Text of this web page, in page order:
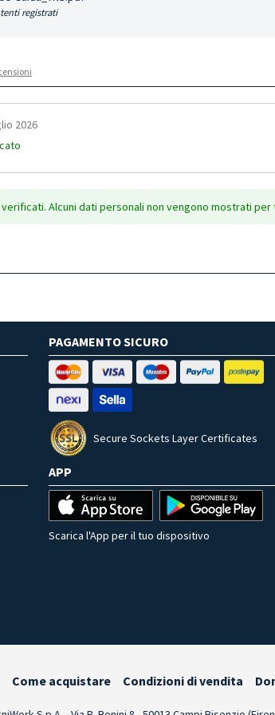
registrati
2026
Alcuni dati personali non vengono mostrati per
PAGAMENTO SICURO
Secure Sockets Layer Certificates
APP
Scarica l'App per il tuo dispositivo
Come acquistare Condizioni di vendita